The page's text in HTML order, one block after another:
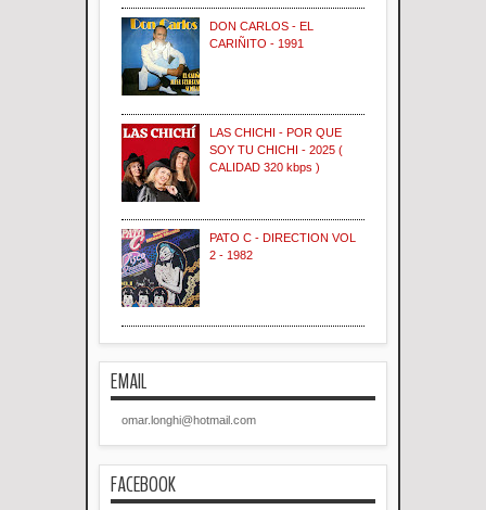
DON CARLOS - EL
CARIÑITO - 1991
LAS CHICHI - POR QUE
SOY TU CHICHI - 2025 (
CALIDAD 320 kbps )
PATO C - DIRECTION VOL
2 - 1982
EMAIL
omar.longhi@hotmail.com
FACEBOOK